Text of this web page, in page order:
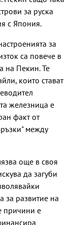
за руска
с Япония.
за
са повече в
на Пекин. Те
които стават
железница е
факт от
между
още в своя
да загуби
за развитие на
причини е